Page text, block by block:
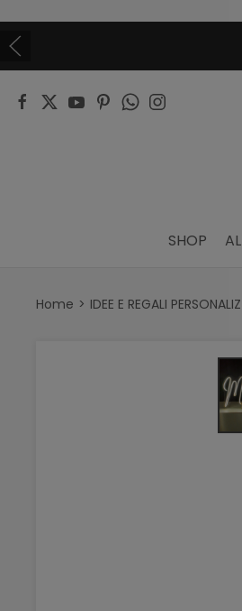
SHOP
Home IDEE E REGALI